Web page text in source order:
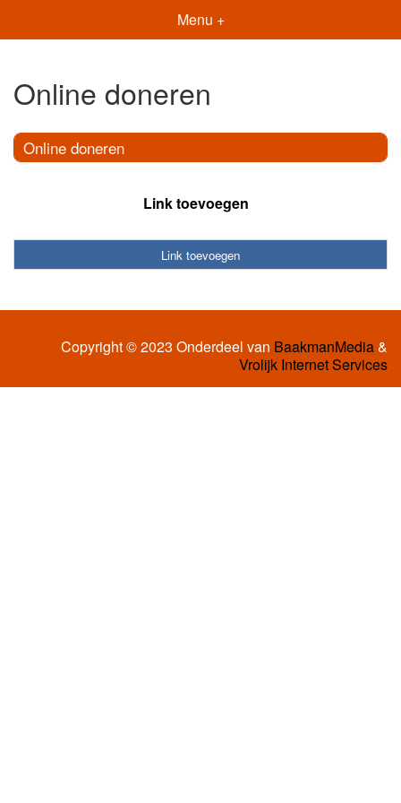
Menu +
Online doneren
Online doneren
Link toevoegen
Link toevoegen
Copyright © 2023 Onderdeel van BaakmanMedia&
Vrolijk Internet Services